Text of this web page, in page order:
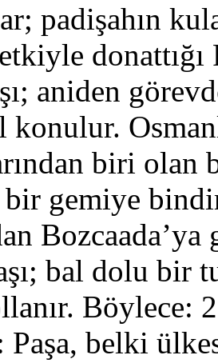
padişahın
donattığı
aniden
konulur.
biri olan
bir gemiye
bal dolu bir
Böylece:
Paşa, belki